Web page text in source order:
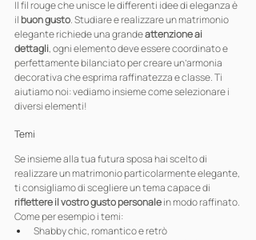
Il fil rouge che unisce le differenti idee di eleganza è
il buon gusto. Studiare e realizzare un matrimonio
elegante richiede una grande attenzione ai
dettagli, ogni elemento deve essere coordinato e
perfettamente bilanciato per creare un’armonia
decorativa che esprima raffinatezza e classe. Ti
aiutiamo noi: vediamo insieme come selezionare i
diversi elementi!
Temi
Se insieme alla tua futura sposa hai scelto di
realizzare un matrimonio particolarmente elegante,
ti consigliamo di scegliere un tema capace di
riflettere il vostro gusto personale in modo raffinato.
Come per esempio i temi:
Shabby chic, romantico e retrò